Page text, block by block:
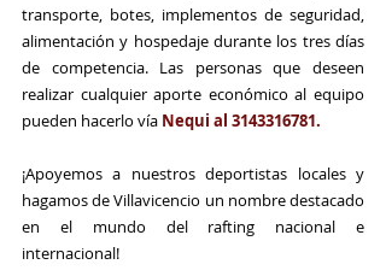
transporte, botes, implementos de seguridad,
alimentación y hospedaje durante los tres días
de competencia. Las personas que deseen
realizar cualquier aporte económico al equipo
pueden hacerlo vía Nequi al 3143316781.
¡Apoyemos a nuestros deportistas locales y
hagamos de Villavicencio un nombre destacado
en el mundo del rafting nacional e
internacional!